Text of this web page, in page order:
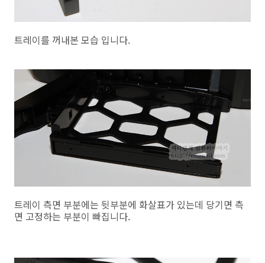
트레이를 꺼내본 모습 입니다.
트레이 측면 부분에는 뒷부분에 화살표가 있는데 당기면 측
면 고정하는 부분이 빠집니다.